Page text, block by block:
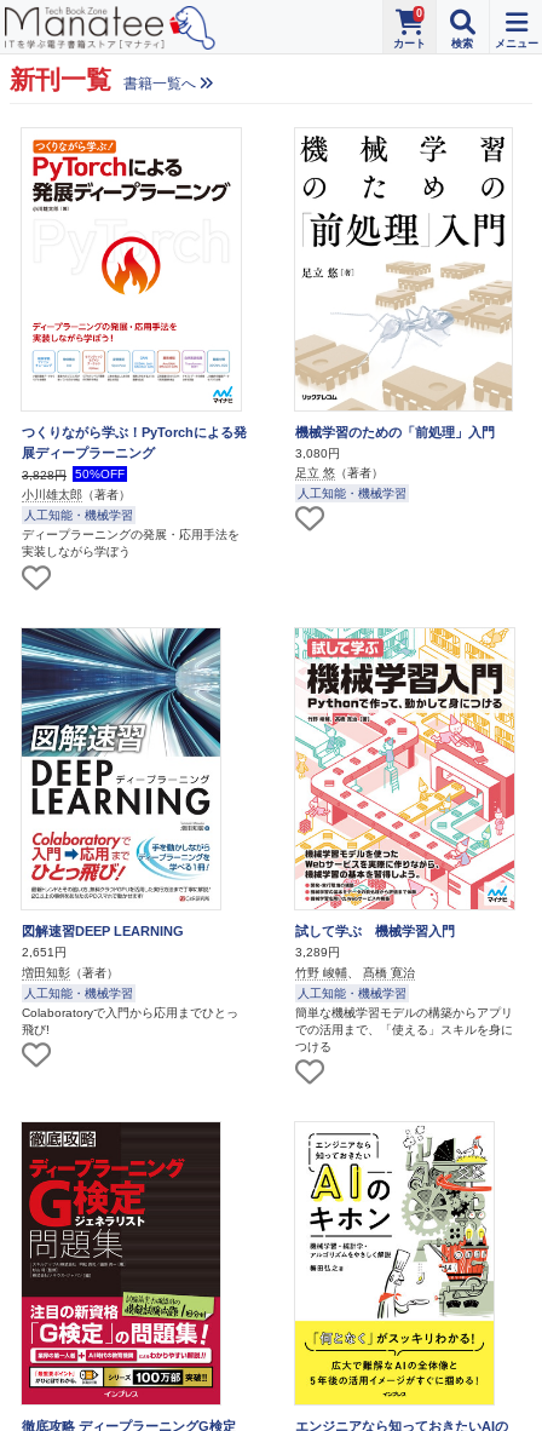
0
新刊一覧 書籍一覧へ
つくりながら学ぶ！PyTorchによる発
展ディープラーニング
3,828円
50%OFF
小川雄太郎 （著者）
人工知能・機械学習
ディープラーニングの発展・応用手法を
実装しながら学ぼう
機械学習のための「前処理」入門
3,080円
足立 悠 （著者）
人工知能・機械学習
図解速習DEEP LEARNING
2,651円
増田知彰 （著者）
人工知能・機械学習
Colaboratoryで入門から応用までひとっ
飛び!
試して学ぶ 機械学習入門
3,289円
竹野 峻輔
髙橋 寛治
人工知能・機械学習
簡単な機械学習モデルの構築からアプリ
での活用まで、「使える」スキルを身に
つける
徹底攻略 ディープラーニングG検定
エンジニアなら知っておきたいAIの